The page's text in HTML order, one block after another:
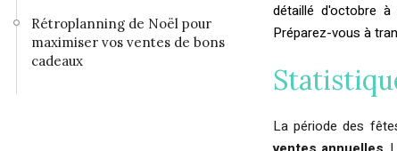
Rétroplanning de Noël pour
maximiser vos ventes de bons
cadeaux
détaillé d'octobre
Préparez-vous à
La période des